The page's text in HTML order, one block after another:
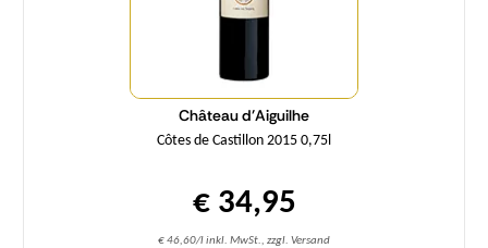
Château d'Aiguilhe
Côtes de Castillon 2015 0,75l
€ 34,95
€ 46,60/l inkl. MwSt., zzgl. Versand